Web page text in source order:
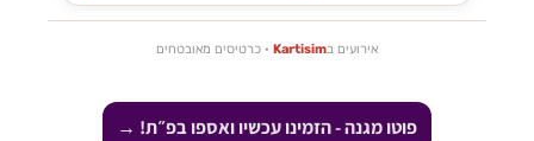
אירועים בKartisim · כרטיסים מאובטחים
פוטו מגנה - הזמינו עכשיו ואספו בפ״ת! →